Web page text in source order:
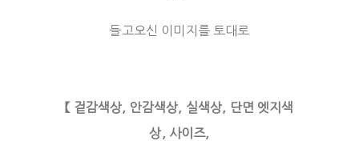
들고오신 이미지를 토대로
【 겉감색상, 안감색상, 실색상, 단면 엣지색
상, 사이즈,